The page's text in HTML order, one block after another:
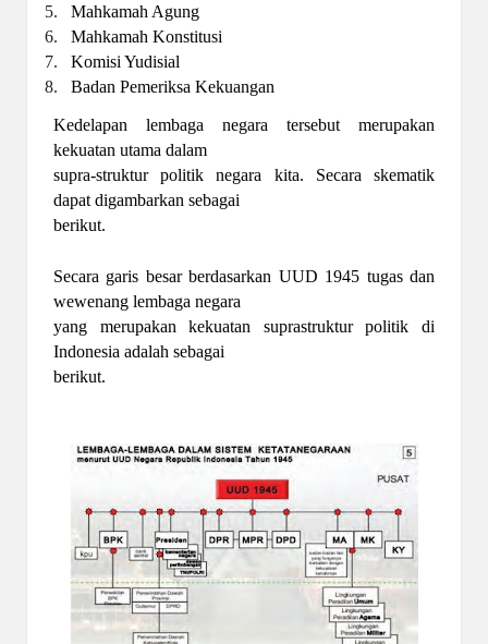
5.
Mahkamah Agung
6.
Mahkamah Konstitusi
7.
Komisi Yudisial
8.
Badan Pemeriksa Kekuangan
Kedelapan lembaga negara tersebut merupakan
kekuatan utama dalam
supra-struktur politik negara kita. Secara skematik
dapat digambarkan sebagai
berikut.
Secara garis besar berdasarkan UUD 1945 tugas dan
wewenang lembaga negara
yang merupakan kekuatan suprastruktur politik di
Indonesia adalah sebagai
berikut.